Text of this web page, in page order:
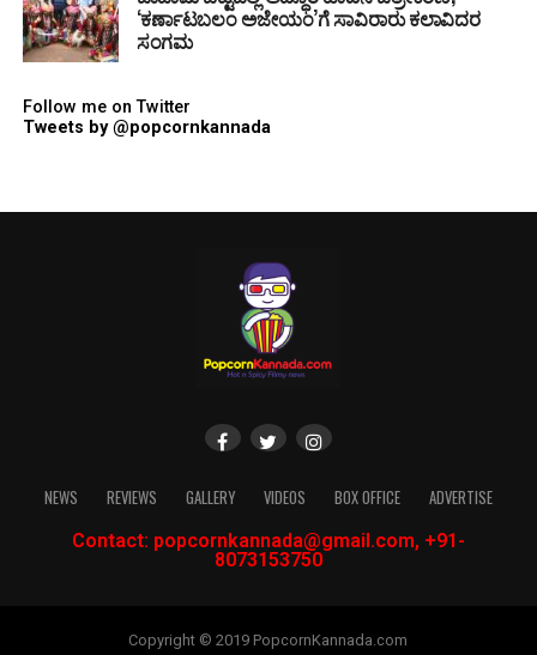
‘ಕರ್ಣಾಟಬಲಂ ಅಜೇಯಂ’ಗೆ ಸಾವಿರಾರು ಕಲಾವಿದರ
ಸಂಗಮ
Follow me on Twitter
Tweets by @popcornkannada
NEWS REVIEWS GALLERY VIDEOS BOX OFFICE
ADVERTISE
Contact: popcornkannada@gmail.com, +91-
8073153750
Copyright © 2019 PopcornKannada.com